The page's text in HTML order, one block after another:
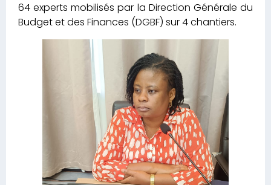
64 experts mobilisés par la Direction Générale du
Budget et des Finances (DGBF) sur 4 chantiers.